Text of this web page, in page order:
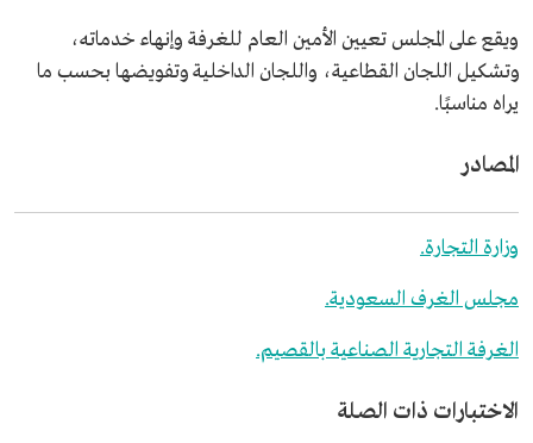
ويقع على المجلس تعيين الأمين العام للغرفة وإنهاء خدماته،
وتشكيل اللجان القطاعية، واللجان الداخلية وتفويضها بحسب ما
يراه مناسبًا.
المصادر
وزارة التجارة.
مجلس الغرف السعودية.
الغرفة التجارية الصناعية بالقصيم.
الاختبارات ذات الصلة